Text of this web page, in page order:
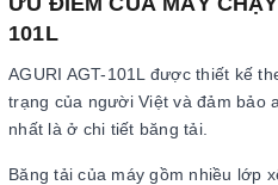
101L
AGURI AGT-101L được thiết kế
trạng của người Việt và đảm bảo
nhất là ở chi tiết băng tải.
Băng tải của máy gồm nhiều lớp